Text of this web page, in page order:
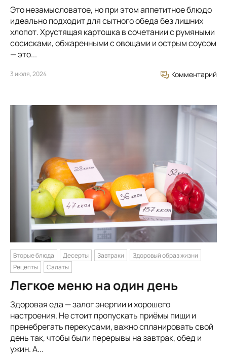
Это незамысловатое, но при этом аппетитное блюдо
идеально подходит для сытного обеда без лишних
хлопот. Хрустящая картошка в сочетании с румяными
сосисками, обжаренными с овощами и острым соусом
— это...
3 июля, 2024 Комментарий
Вторые блюда Десерты Завтраки
Здоровый образ жизни
Рецепты
Салаты
Легкое меню на один день
Здоровая еда — залог энергии и хорошего
настроения. Не стоит пропускать приёмы пищи и
пренебрегать перекусами, важно спланировать свой
день так, чтобы были перерывы на завтрак, обед и
ужин. А...